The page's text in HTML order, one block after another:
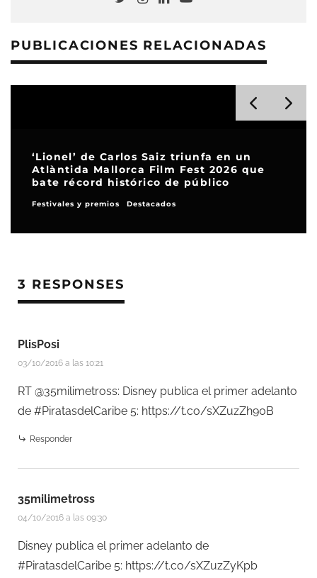
PUBLICACIONES RELACIONADAS
‘Lionel’ de Carlos Saiz triunfa en un
Atlàntida Mallorca Film Fest 2026 que
bate récord histórico de público
Festivales y premios Destacados
3 RESPONSES
PlisPosi
03/10/2016 a las 10:21
RT @35milimetross: Disney publica el primer adelanto
de #PiratasdelCaribe 5: https://t.co/sXZuzZh90B
Responder
35milimetross
04/10/2016 a las 09:30
Disney publica el primer adelanto de
#PiratasdelCaribe 5: https://t.co/sXZuzZyKpb